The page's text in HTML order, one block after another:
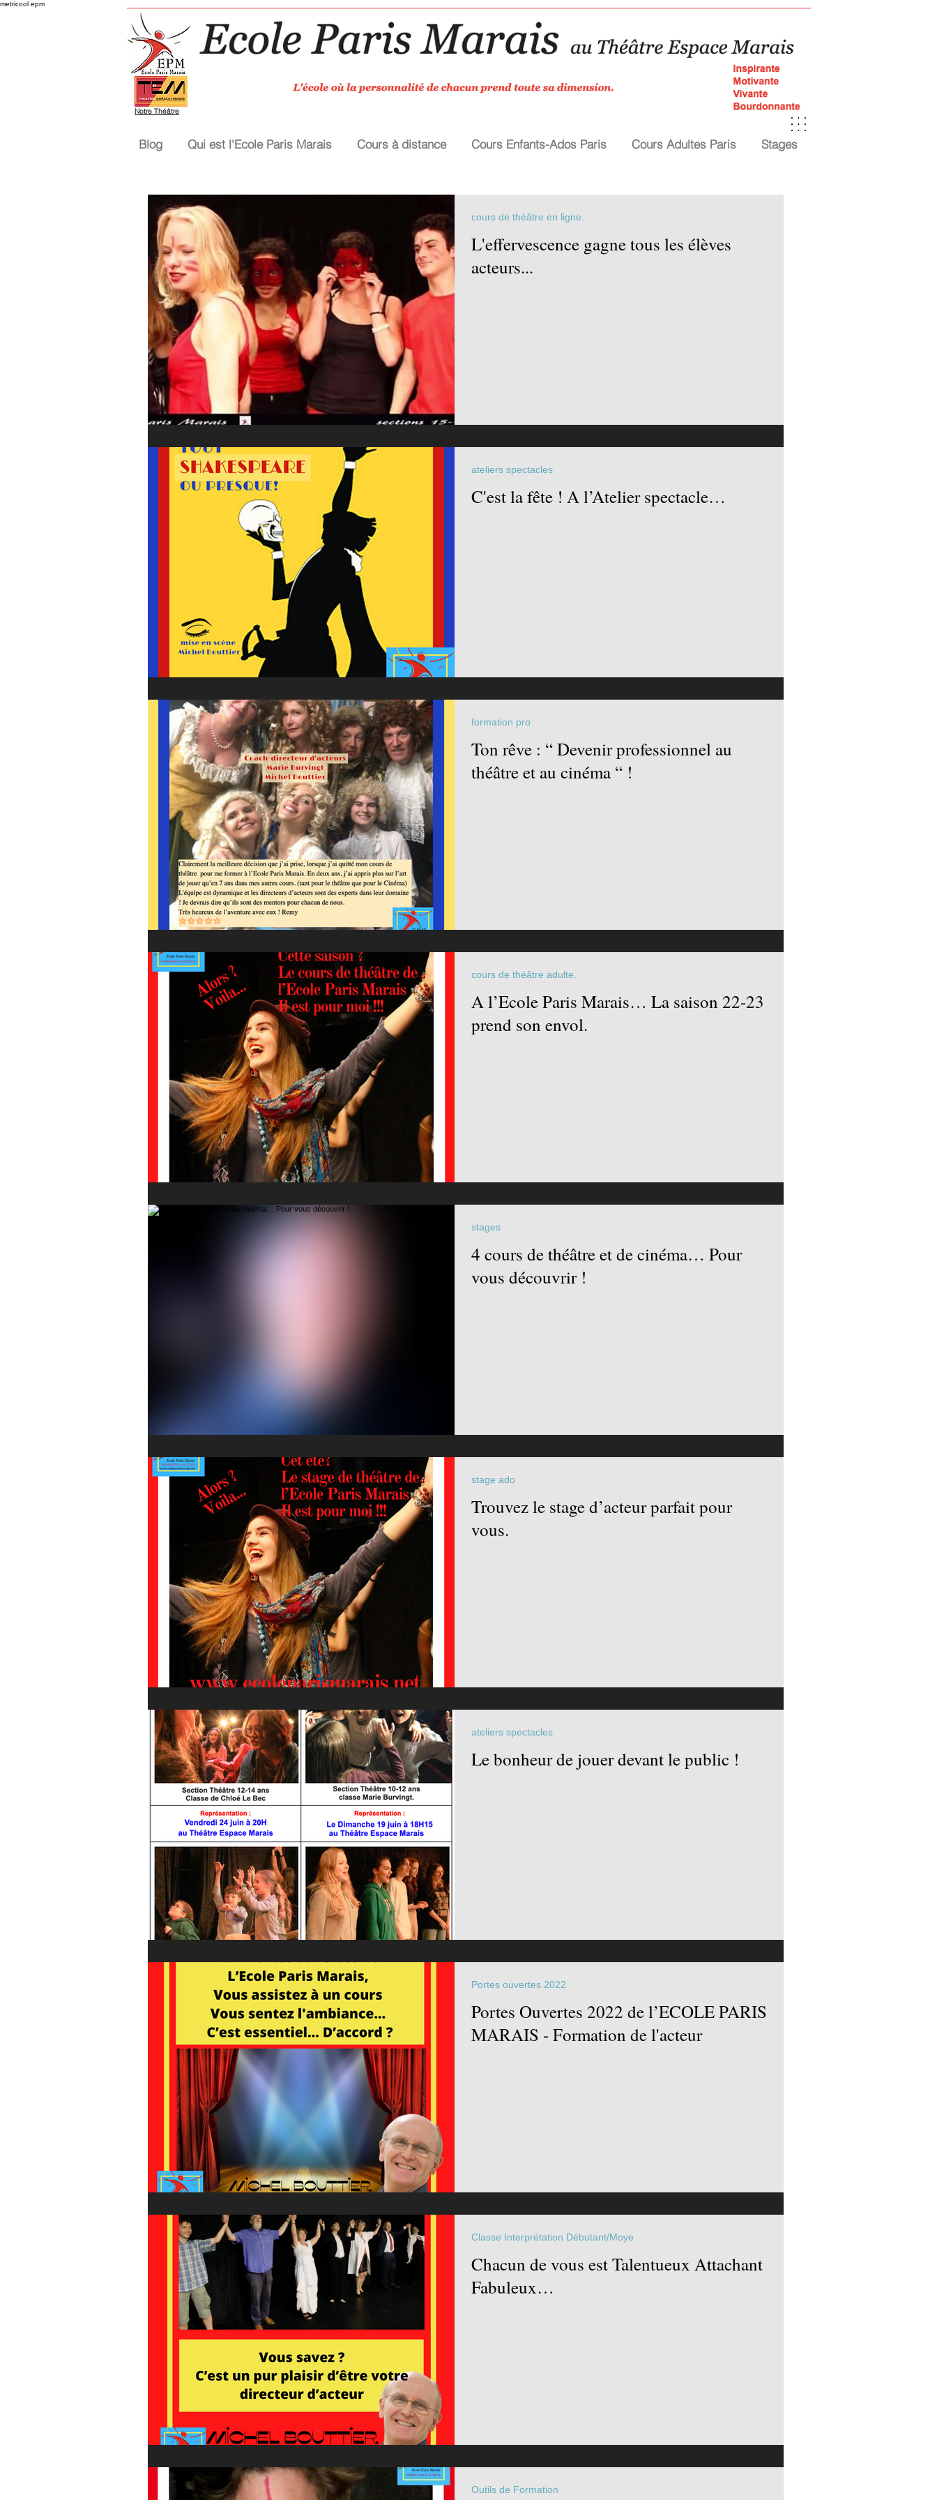
metricool epm
Notre Théâtre
Blog Qui est l'Ecole Paris Marais Cours à distance Cours Enfants-Ados Paris Cours Adultes Paris Stages
L'effervescence gagne tous les élèves
acteurs...
cours de théâtre en ligne.
C'est la fête ! A l’Atelier spectacle…
ateliers spectacles
Ton rêve : “ Devenir professionnel au
théâtre et au cinéma “ !
formation pro
A l’Ecole Paris Marais… La saison 22-23
prend son envol.
cours de théâtre adulte.
4 cours de théâtre et de cinéma… Pour
vous découvrir !
stages
Trouvez le stage d’acteur parfait pour
vous.
stage ado
Le bonheur de jouer devant le public !
ateliers spectacles
Portes Ouvertes 2022 de l’ECOLE PARIS
MARAIS - Formation de l'acteur
Portes ouvertes 2022
Chacun de vous est Talentueux Attachant
Fabuleux…
Classe Interprétation Débutant/Moye
Outils de Formation